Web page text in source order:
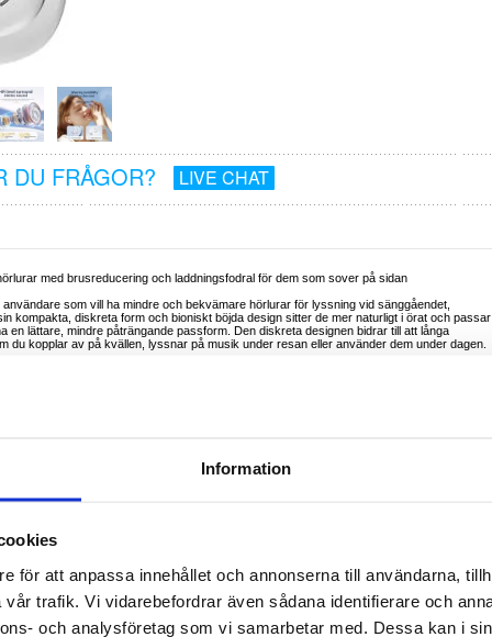
Information
för att anpassa innehållet och annonserna till användarna,
trafik. Vi vidarebefordrar även sådana identifierare och
och analysföretag som vi samarbetar med. Dessa kan i
DU FRÅGOR? LIVE CHAT
med brusreducering och laddningsfodral för dem som sover på sidan
som vill ha mindre och bekvämare hörlurar för lyssning vid sänggåendet,
kompakta, diskreta form och bioniskt böjda design sitter de mer naturligt i örat och passar
en lättare, mindre påträngande passform. Den diskreta designen bidrar till att långa
du kopplar av på kvällen, lyssnar på musik under resan eller använder dem under dagen.
Bluetooth 5.2-anslutning, riktad ljudteknik, dubbla mikrofoner och ett kompakt
är utformad för att ge en fylligare och mer uppslukande lyssningsupplevelse, medan
till ett praktiskt val för avslappnat spelande och videobruk.
samtal och vardagslyssnande
passform i örat
sätt
vare den tryckavlastande designen
ljudöverföringen till hörselgången
för ett fylligare och mer omslutande ljud
samtal i livligare miljöer
spel- och videoupplevelse
laddning
enklare övervakning av batterinivån